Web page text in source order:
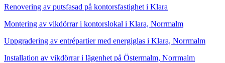
Renovering av putsfasad på kontorsfastighet i Klara
Montering av vikdörrar i kontorslokal i Klara, Norrmalm
Uppgradering av entrépartier med energiglas i Klara, Norrmalm
Installation av vikdörrar i lägenhet på Östermalm, Norrmalm